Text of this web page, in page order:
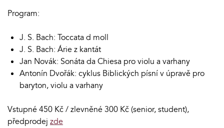
Program:
J. S. Bach: Toccata d moll
J. S. Bach: Árie z kantát
Jan Novák: Sonáta da Chiesa pro violu a varhany
Antonín Dvořák: cyklus Biblických písní v úpravě pro
baryton, violu a varhany
Vstupné 450 Kč / zlevněné 300 Kč (senior, student),
předprodej zde